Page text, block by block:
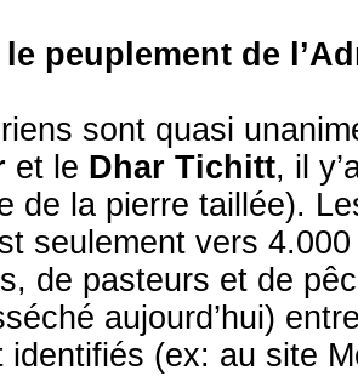
peuplement de
sont quasi
et le Dhar Tichitt, il
de la pierre taillée).
seulement vers
de pasteurs et de
aujourd’hui)
identifiés (ex: au site